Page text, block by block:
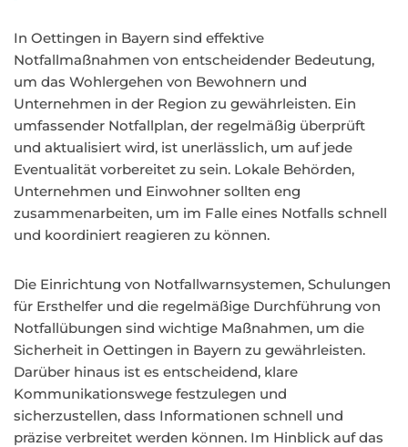
In Oettingen in Bayern sind effektive
Notfallmaßnahmen von entscheidender Bedeutung,
um das Wohlergehen von Bewohnern und
Unternehmen in der Region zu gewährleisten. Ein
umfassender Notfallplan, der regelmäßig überprüft
und aktualisiert wird, ist unerlässlich, um auf jede
Eventualität vorbereitet zu sein. Lokale Behörden,
Unternehmen und Einwohner sollten eng
zusammenarbeiten, um im Falle eines Notfalls schnell
und koordiniert reagieren zu können.
Die Einrichtung von Notfallwarnsystemen, Schulungen
für Ersthelfer und die regelmäßige Durchführung von
Notfallübungen sind wichtige Maßnahmen, um die
Sicherheit in Oettingen in Bayern zu gewährleisten.
Darüber hinaus ist es entscheidend, klare
Kommunikationswege festzulegen und
sicherzustellen, dass Informationen schnell und
präzise verbreitet werden können. Im Hinblick auf das